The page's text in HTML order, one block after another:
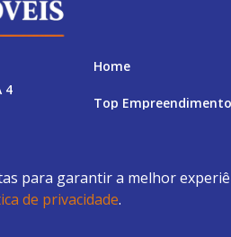
para garantir a melhor
de privacidade.
4
Home
Top